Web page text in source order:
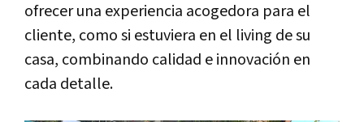
ofrecer una experiencia acogedora para el
cliente, como si estuviera en el living de su
casa, combinando calidad e innovación en
cada detalle.